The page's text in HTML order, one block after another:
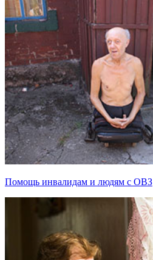
Помощь инвалидам и людям с ОВЗ